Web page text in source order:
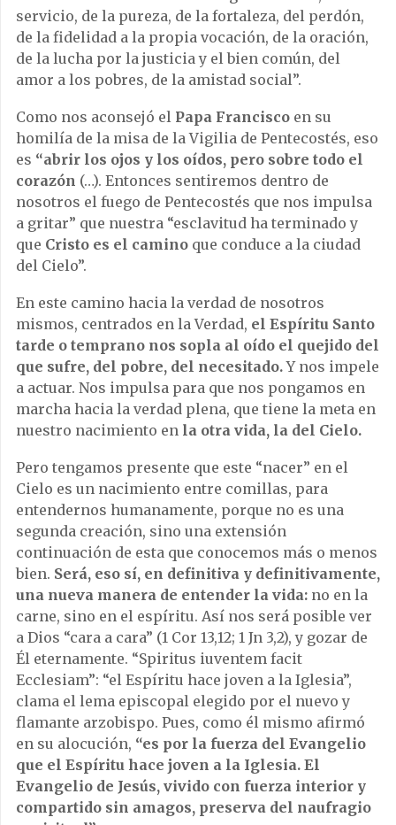
servicio, de la pureza, de la fortaleza, del perdón,
de la fidelidad a la propia vocación, de la oración,
de la lucha por la justicia y el bien común, del
amor a los pobres, de la amistad social”.
Como nos aconsejó el Papa Francisco en su
homilía de la misa de la Vigilia de Pentecostés, eso
es “abrir los ojos y los oídos, pero sobre todo el
corazón (…). Entonces sentiremos dentro de
nosotros el fuego de Pentecostés que nos impulsa
a gritar” que nuestra “esclavitud ha terminado y
que Cristo es el camino que conduce a la ciudad
del Cielo”.
En este camino hacia la verdad de nosotros
mismos, centrados en la Verdad, el Espíritu Santo
tarde o temprano nos sopla al oído el quejido del
que sufre, del pobre, del necesitado.Y nos impele
a actuar. Nos impulsa para que nos pongamos en
marcha hacia la verdad plena, que tiene la meta en
nuestro nacimiento en la otra vida, la del Cielo.
Pero tengamos presente que este “nacer” en el
Cielo es un nacimiento entre comillas, para
entendernos humanamente, porque no es una
segunda creación, sino una extensión
continuación de esta que conocemos más o menos
bien. Será, eso sí, en definitiva y definitivamente,
una nueva manera de entender la vida: no en la
carne, sino en el espíritu. Así nos será posible ver
a Dios “cara a cara” (1 Cor 13,12; 1 Jn 3,2), y gozar de
Él eternamente. “Spiritus iuventem facit
Ecclesiam”: “el Espíritu hace joven a la Iglesia”,
clama el lema episcopal elegido por el nuevo y
flamante arzobispo. Pues, como él mismo afirmó
en su alocución, “es por la fuerza del Evangelio
que el Espíritu hace joven a la Iglesia. El
Evangelio de Jesús, vivido con fuerza interior y
compartido sin amagos, preserva del naufragio